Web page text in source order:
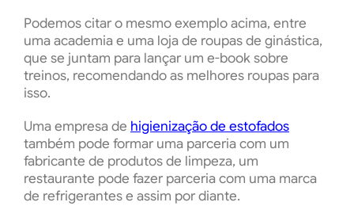
Podemos citar o mesmo exemplo acima, entre
uma academia e uma loja de roupas de ginástica,
que se juntam para lançar um e-book sobre
treinos, recomendando as melhores roupas para
isso.
Uma empresa de higienização de estofados
também pode formar uma parceria com um
fabricante de produtos de limpeza, um
restaurante pode fazer parceria com uma marca
de refrigerantes e assim por diante.